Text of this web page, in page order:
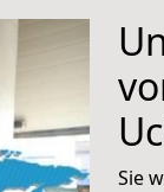
Sie